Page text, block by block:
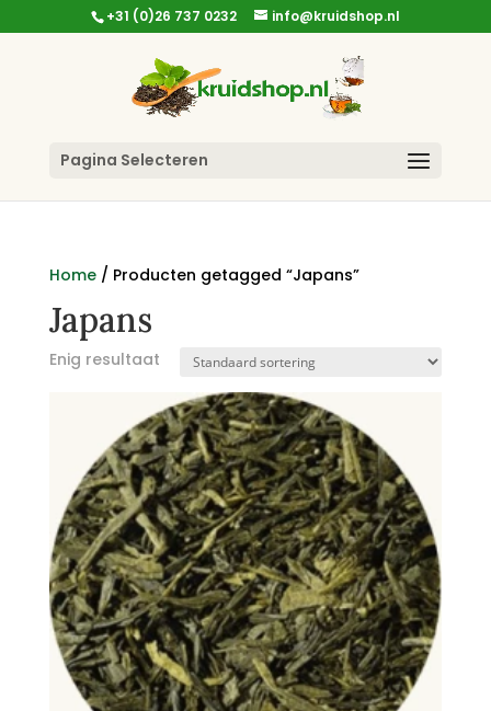
+31 (0)26 737 0232 info@kruidshop.nl
Pagina Selecteren
Home/ Producten getagged “Japans”
Japans
Enig resultaat